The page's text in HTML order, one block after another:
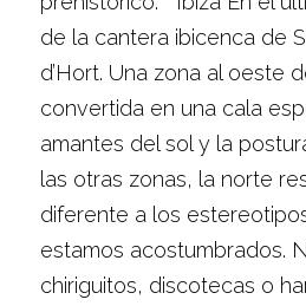
de la cantera ibicenca de
d’Hort. Una zona al oeste
convertida en una cala
amantes del sol y la
las otras zonas, la norte
diferente a los
estamos acostumbrados.
chiriguitos, discotecas o